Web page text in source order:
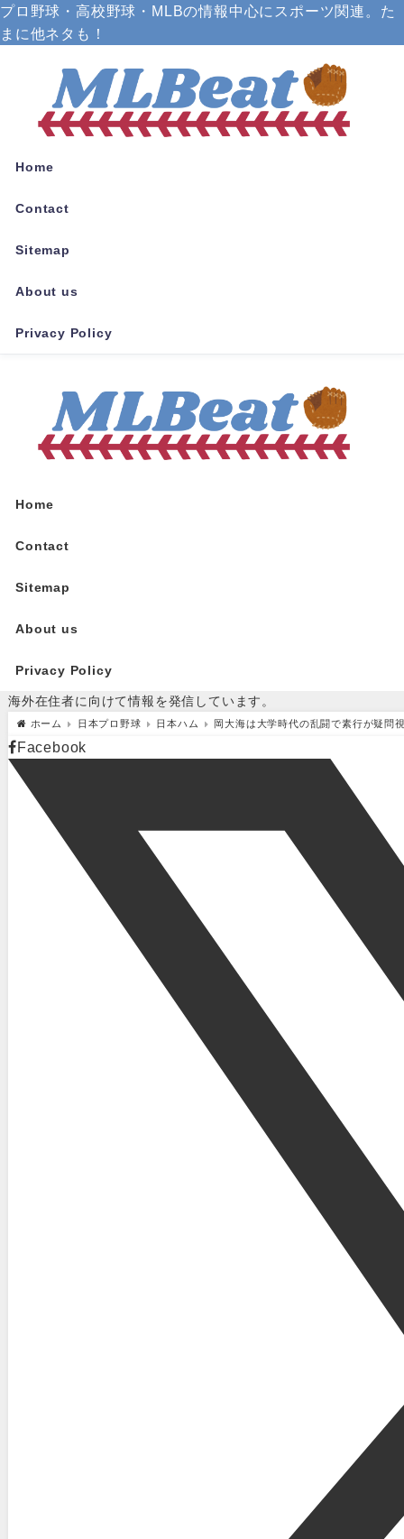
プロ野球・高校野球・MLBの情報中心にスポーツ関連。た
まに他ネタも！
Home
Contact
Sitemap
About us
Privacy Policy
Home
Contact
Sitemap
About us
Privacy Policy
海外在住者に向けて情報を発信しています。
ホーム 日本プロ野球 日本ハム 岡大海は大学時代の乱闘で素行が疑問
Facebook